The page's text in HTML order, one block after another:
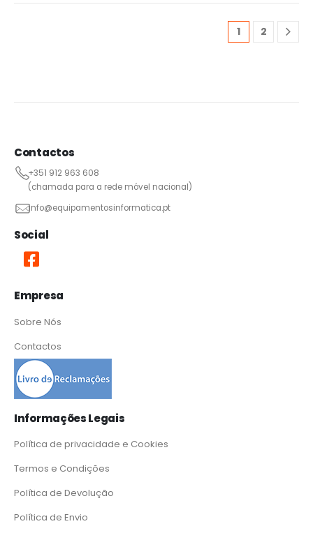
1 2
Contactos
+351 912 963 608
(chamada para a rede móvel nacional)
info@equipamentosinformatica.pt
Social
Empresa
Sobre Nós
Contactos
Informações Legais
Política de privacidade e Cookies
Termos e Condições
Política de Devolução
Política de Envio